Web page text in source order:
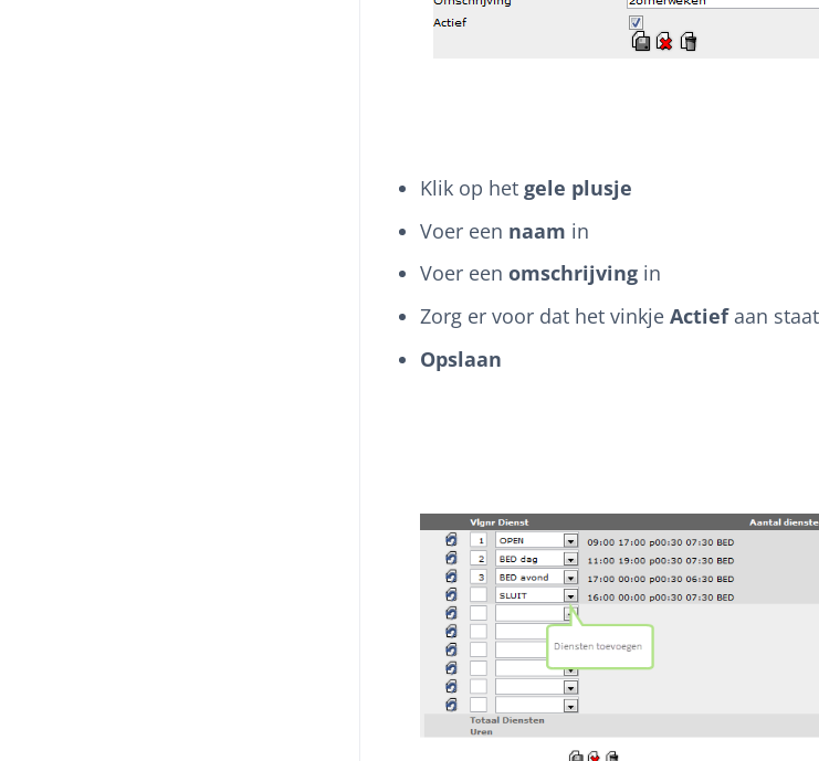
Klik op het gele plusje
Voer een naam in
Voer een omschrijving in
Zorg er voor dat het vinkje Actiefaan staat
Opslaan